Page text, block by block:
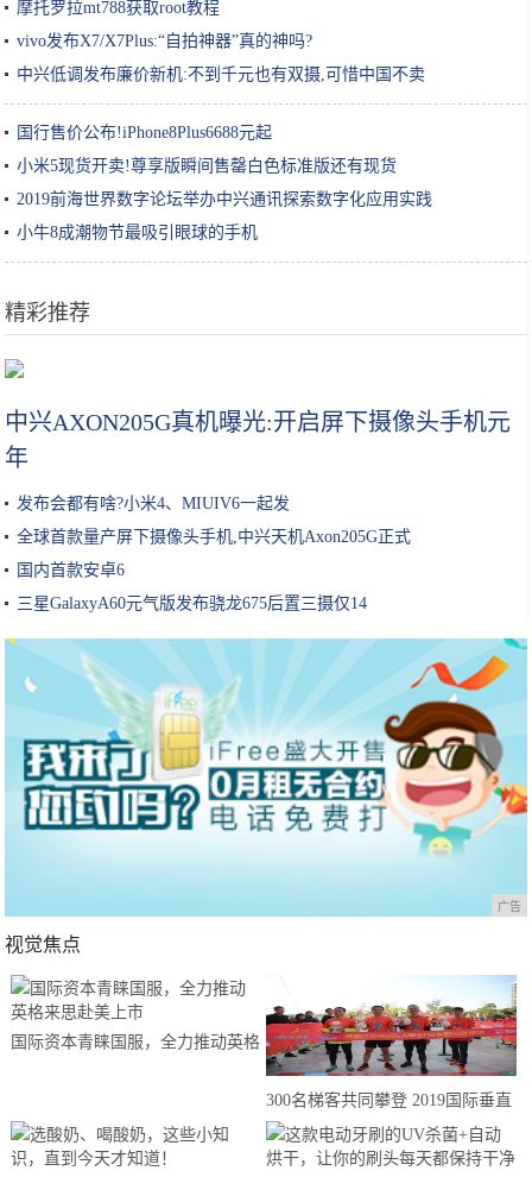
摩托罗拉mt788获取root教程
vivo发布X7/X7Plus:“自拍神器”真的神吗?
中兴低调发布廉价新机:不到千元也有双摄,可惜中国不卖
国行售价公布!iPhone8Plus6688元起
小米5现货开卖!尊享版瞬间售罄白色标准版还有现货
2019前海世界数字论坛举办中兴通讯探索数字化应用实践
小牛8成潮物节最吸引眼球的手机
精彩推荐
中兴AXON205G真机曝光:开启屏下摄像头手机元
年
发布会都有啥?小米4、MIUIV6一起发
全球首款量产屏下摄像头手机,中兴天机Axon205G正式
国内首款安卓6
三星GalaxyA60元气版发布骁龙675后置三摄仅14
广告
视觉焦点
国际资本青睐国服，全力推动英格
300名梯客共同攀登 2019国际垂直
马拉松超级精英赛顺德海骏达中心
站欢乐开跑